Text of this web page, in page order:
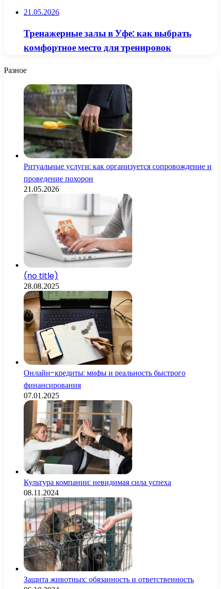
21.05.2026
Тренажерные залы в Уфе: как выбрать
комфортное место для тренировок
Разное
Ритуальные услуги: как организуется сопровождение и
проведение похорон
21.05.2026
(no title)
28.08.2025
Онлайн-кредиты: мифы и реальность быстрого
финансирования
07.01.2025
Культура компании: невидимая сила успеха
08.11.2024
Защита животных: обязанность и ответственность